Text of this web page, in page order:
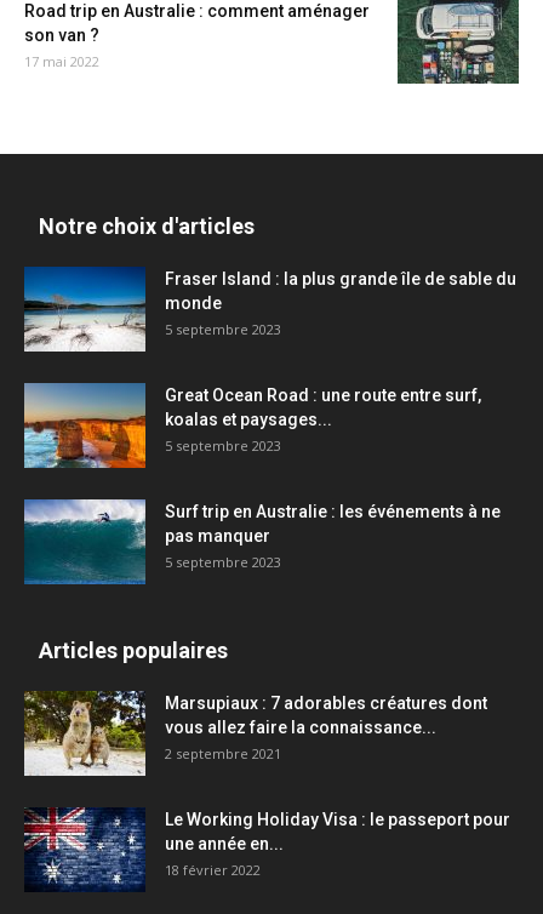
Road trip en Australie : comment aménager
son van ?
17 mai 2022
Notre choix d'articles
Fraser Island : la plus grande île de sable du
monde
5 septembre 2023
Great Ocean Road : une route entre surf,
koalas et paysages...
5 septembre 2023
Surf trip en Australie : les événements à ne
pas manquer
5 septembre 2023
Articles populaires
Marsupiaux : 7 adorables créatures dont
vous allez faire la connaissance...
2 septembre 2021
Le Working Holiday Visa : le passeport pour
une année en...
18 février 2022